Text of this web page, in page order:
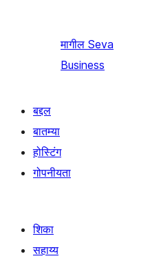
मागील Seva
Business
बद्दल
बातम्या
होस्टिंग
गोपनीयता
शिका
सहाय्य